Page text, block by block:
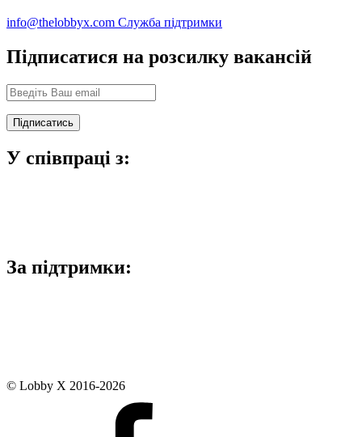
info@thelobbyx.com Служба підтримки
Підписатися на розсилку вакансій
У співпраці з:
За підтримки:
© Lobby X 2016-2026